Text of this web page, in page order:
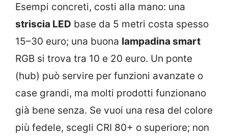
Esempi concreti, costi alla mano: una
striscia LED base da 5 metri costa spesso
15–30 euro; una buona lampadina smart
RGB si trova tra 10 e 20 euro. Un ponte
(hub) può servire per funzioni avanzate o
case grandi, ma molti prodotti funzionano
già bene senza. Se vuoi una resa del colore
più fedele, scegli CRI 80+ o superiore; non